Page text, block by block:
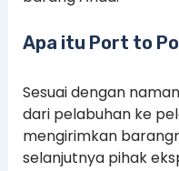
Apa itu Port to
Sesuai dengan
dari pelabuhan ke
mengirimkan
selanjutnya pihak